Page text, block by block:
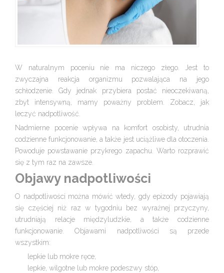
W naturalnym poceniu nie ma niczego złego. Jest to
zwyczajna reakcja organizmu pozwalająca na jego
schłodzenie. Gdy jednak przybiera postać nieoczekiwaną,
zbyt intensywną, mamy poważny problem. Zobacz, jak
leczyć nadpotliwość.
Nadmierne pocenie wpływa na komfort osobisty, utrudnia
codzienne funkcjonowanie, a także jest uciążliwe dla otoczenia.
Powoduje powstawanie przykrego zapachu. Warto rozprawić
się z tym raz na zawsze.
Objawy nadpotliwości
O nadpotliwości można mówić wtedy, gdy epizody pojawiają
się częściej niż raz w tygodniu bez wyraźnej przyczyny,
utrudniają relacje międzyludzkie, a także codzienne
funkcjonowanie. Objawami nadpotliwości są przede
wszystkim:
lepkie lub mokre ręce,
lepkie, wilgotne lub mokre podeszwy stóp,